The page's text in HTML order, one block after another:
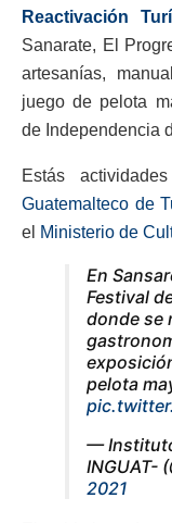
Reactivación
Sanarate, El
artesanías,
juego de pelota
de Independencia
Estás
Guatemalteco de
el Ministerio de
En
Festival
donde se
pelota
—
INGUAT-
2021